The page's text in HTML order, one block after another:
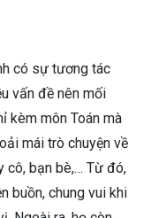
có sự tương tác
vấn đề nên mối
kèm môn Toán mà
mái trò chuyện về
cô, bạn bè,… Từ đó,
buồn, chung vui khi